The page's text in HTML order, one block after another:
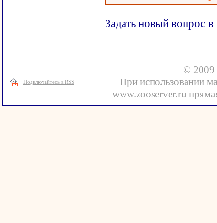
Задать новый вопрос
Подключайтесь к RSS
© 2009
При использовании
www.zooserver.ru